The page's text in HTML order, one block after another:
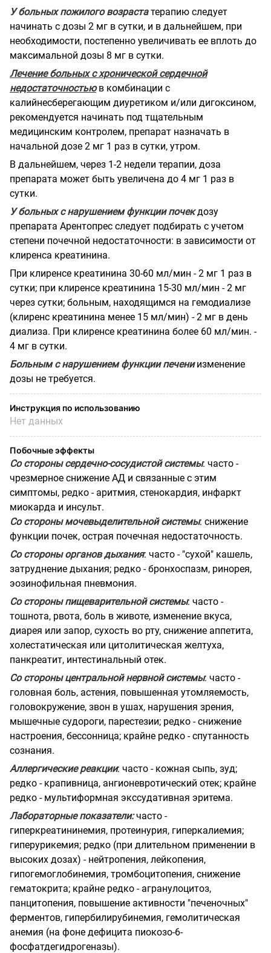
У больных пожилого возрастатерапию следует
начинать с дозы 2 мг в сутки, и в дальнейшем, при
необходимости, постепенно увеличивать ее вплоть до
максимальной дозы 8 мг в сутки.
Лечение больных с хронической сердечной
недостаточностьюв комбинации с
калийнесберегающим диуретиком и/или дигоксином,
рекомендуется начинать под тщательным
медицинским контролем, препарат назначать в
начальной дозе 2 мг 1 раз в сутки, утром.
В дальнейшем, через 1-2 недели терапии, доза
препарата может быть увеличена до 4 мг 1 раз в
сутки.
У больных с нарушением функции почекдозу
препарата Арентопрес следует подбирать с учетом
степени почечной недостаточности: в зависимости от
клиренса креатинина.
При клиренсе креатинина 30-60 мл/мин - 2 мг 1 раз в
сутки; при клиренсе креатинина 15-30 мл/мин - 2 мг
через сутки; больным, находящимся на гемодиализе
(клиренс креатинина менее 15 мл/мин) - 2 мг в день
диализа. При клиренсе креатинина более 60 мл/мин. -
4 мг в сутки.
Больным с нарушением функции печениизменение
дозы не требуется.
Инструкция по использованию
Нет данных
Побочные эффекты
Со стороны сердечно-сосудистой системы: часто -
чрезмерное снижение АД и связанные с этим
симптомы, редко - аритмия, стенокардия, инфаркт
миокарда и инсульт.
Со стороны мочевыделительной системы: снижение
функции почек, острая почечная недостаточность.
Со стороны органов дыхания: часто - "сухой" кашель,
затруднение дыхания; редко - бронхоспазм, ринорея,
эозинофильная пневмония.
Со стороны пищеварительной системы: часто -
тошнота, рвота, боль в животе, изменение вкуса,
диарея или запор, сухость во рту, снижение аппетита,
холестатическая или цитолитическая желтуха,
панкреатит, интестинальный отек.
Со стороны центральной нервной системы: часто -
головная боль, астения, повышенная утомляемость,
головокружение, звон в ушах, нарушения зрения,
мышечные судороги, парестезии; редко - снижение
настроения, бессонница; крайне редко - спутанность
сознания.
Аллергические реакции: часто - кожная сыпь, зуд;
редко - крапивница, ангионевротический отек; крайне
редко - мультиформная экссудативная эритема.
Лабораторные показатели:часто -
гиперкреатининемия, протеинурия, гиперкалиемия;
гиперурикемия; редко (при длительном применении в
высоких дозах) - нейтропения, лейкопения,
гипогемоглобинемия, тромбоцитопения, снижение
гематокрита; крайне редко - агранулоцитоз,
панцитопения, повышение активности "печеночных"
ферментов, гипербилирубинемия, гемолитическая
анемия (на фоне дефицита пиокозо-6-
фосфатдегидрогеназы).